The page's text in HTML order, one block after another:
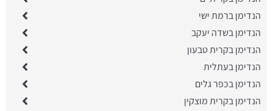
הנדימן ברמת ישי
הנדימן בשדה יעקב
הנדימן בקרית טבעון
הנדימן בעתלית
הנדימן בכפר גלים
הנדימן בקרית מוצקין